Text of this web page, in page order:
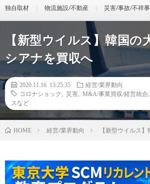
独自取材 物流施設/不動産 災害/事故/不祥事
【新型ウイルス】韓国の
シアナを買収へ
2020.11.16 13:25:35
経営/業界動向
コロナショック
災害 M&A/事業買収/経営統合
スなど
HOME 経営/業界動向 【新型ウイルス